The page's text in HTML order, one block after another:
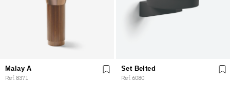
Malay A
Ref. 8371
Set Belted
Ref. 6080